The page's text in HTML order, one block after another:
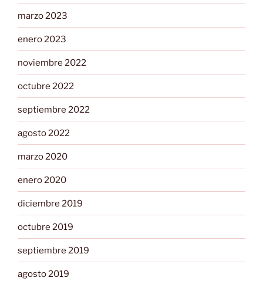
marzo 2023
enero 2023
noviembre 2022
octubre 2022
septiembre 2022
agosto 2022
marzo 2020
enero 2020
diciembre 2019
octubre 2019
septiembre 2019
agosto 2019